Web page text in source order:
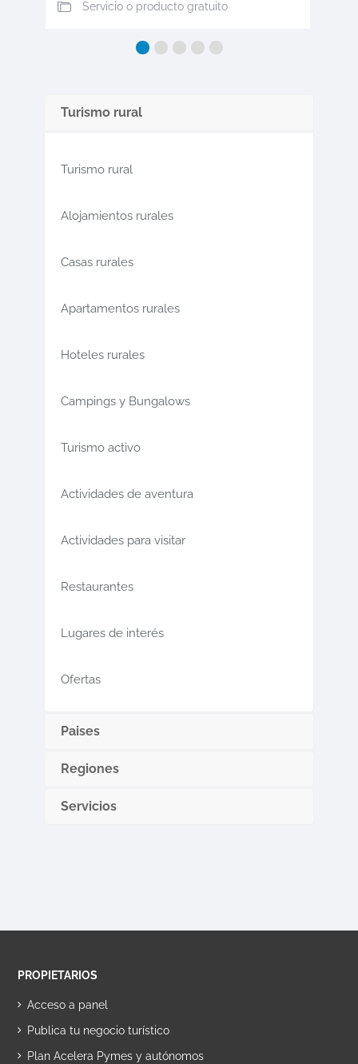
Servicio o producto gratuito
Turismo rural
Turismo rural
Alojamientos rurales
Casas rurales
Apartamentos rurales
Hoteles rurales
Campings y Bungalows
Turismo activo
Actividades de aventura
Actividades para visitar
Restaurantes
Lugares de interés
Ofertas
Paises
Regiones
Servicios
PROPIETARIOS
Acceso a panel
Publica tu negocio turístico
Plan Acelera Pymes y autónomos